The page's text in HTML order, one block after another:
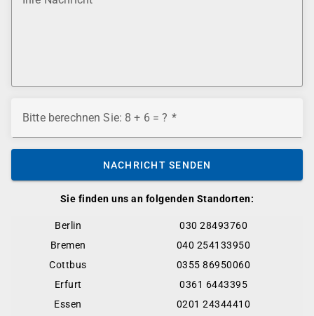
Sie finden uns an folgenden Standorten:
Berlin
030 28493760
Bremen
040 254133950
Cottbus
0355 86950060
Erfurt
0361 6443395
Essen
0201 24344410
Bitte berechnen Sie: 8 + 6 = ?
NACHRICHT SENDEN